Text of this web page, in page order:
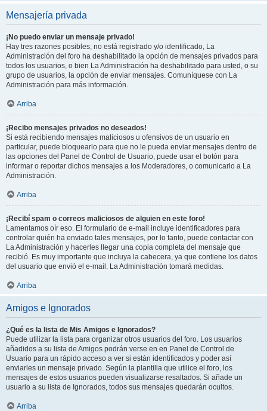
Mensajería privada
¡No puedo enviar un mensaje privado!
Hay tres razones posibles; no está registrado y/o identificado, La
Administración del foro ha deshabilitado la opción de mensajes privados para
todos los usuarios, o bien La Administración ha deshabilitado para usted, o su
grupo de usuarios, la opción de enviar mensajes. Comuníquese con La
Administración para más información.
Arriba
¡Recibo mensajes privados no deseados!
Si está recibiendo mensajes maliciosos u ofensivos de un usuario en
particular, puede bloquearlo para que no le pueda enviar mensajes dentro de
las opciones del Panel de Control de Usuario, puede usar el botón para
informar o reportar dichos mensajes a los Moderadores, o comunicarlo a La
Administración.
Arriba
¡Recibí spam o correos maliciosos de alguien en este foro!
Lamentamos oír eso. El formulario de e-mail incluye identificadores para
controlar quién ha enviado tales mensajes, por lo tanto, puede contactar con
La Administración y hacerles llegar una copia completa del mensaje que
recibió. Es muy importante que incluya la cabecera, ya que contiene los datos
del usuario que envió el e-mail. La Administración tomará medidas.
Arriba
Amigos e Ignorados
¿Qué es la lista de Mis Amigos e Ignorados?
Puede utilizar la lista para organizar otros usuarios del foro. Los usuarios
añadidos a su lista de Amigos podrán verse en en Panel de Control de
Usuario para un rápido acceso a ver si están identificados y poder así
enviarles un mensaje privado. Según la plantilla que utilice el foro, los
mensajes de estos usuarios pueden visualizarse resaltados. Si añade un
usuario a su lista de Ignorados, todos sus mensajes quedarán ocultos.
Arriba